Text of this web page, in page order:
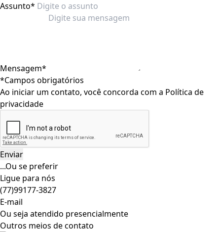
Assunto*
Mensagem*
*Campos obrigatórios
Ao iniciar um contato, você concorda com a Política de
privacidade
...Ou se preferir
Ligue para nós
(77)99177-3827
E-mail
Ou seja atendido presencialmente
Outros meios de contato